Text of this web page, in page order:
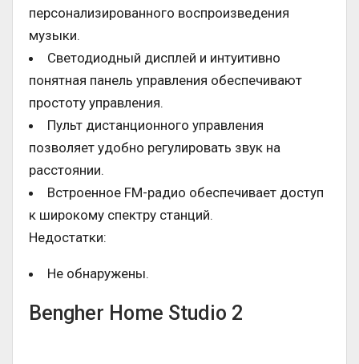
персонализированного воспроизведения
музыки.
Светодиодный дисплей и интуитивно
понятная панель управления обеспечивают
простоту управления.
Пульт дистанционного управления
позволяет удобно регулировать звук на
расстоянии.
Встроенное FM-радио обеспечивает доступ
к широкому спектру станций.
Недостатки:
Не обнаружены.
Bengher Home Studio 2